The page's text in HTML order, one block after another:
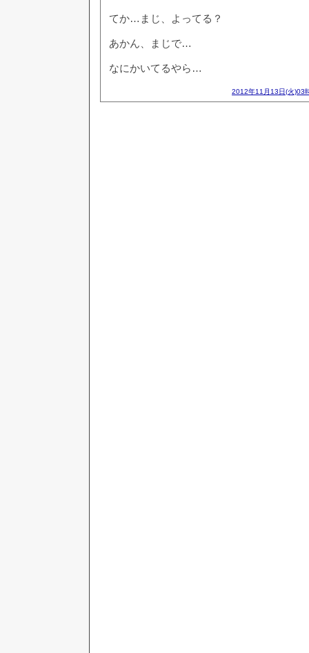
てか…まじ、よってる？
あかん、まじで…
なにかいてるやら…
2012年11月13日(火)03